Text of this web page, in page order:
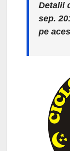
Detalii
sep.
pe